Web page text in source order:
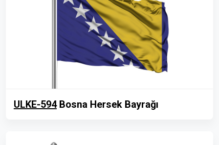
ULKE-594Bosna Hersek Bayrağı